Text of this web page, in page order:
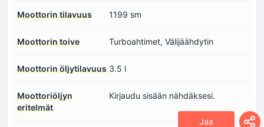
Jaa
Moottorin tilavuus 1199 sm
Moottorin toive Turboahtimet, Välijäähdytin
Moottorin öljytilavuus 3.5 l
Moottoriöljyn
eritelmät
Kirjaudu sisään nähdäksesi.